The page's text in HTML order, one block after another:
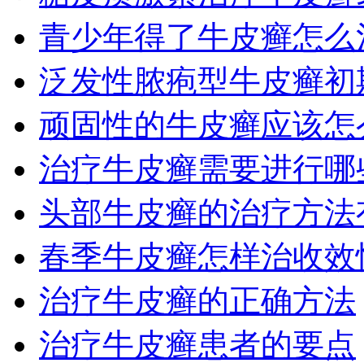
青少年得了牛皮癣怎么
泛发性脓疱型牛皮癣
顽固性的牛皮癣应该
治疗牛皮癣需要进行
头部牛皮癣的治疗方
春季牛皮癣怎样治收效
治疗牛皮癣的正确方法
治疗牛皮癣患者的要点